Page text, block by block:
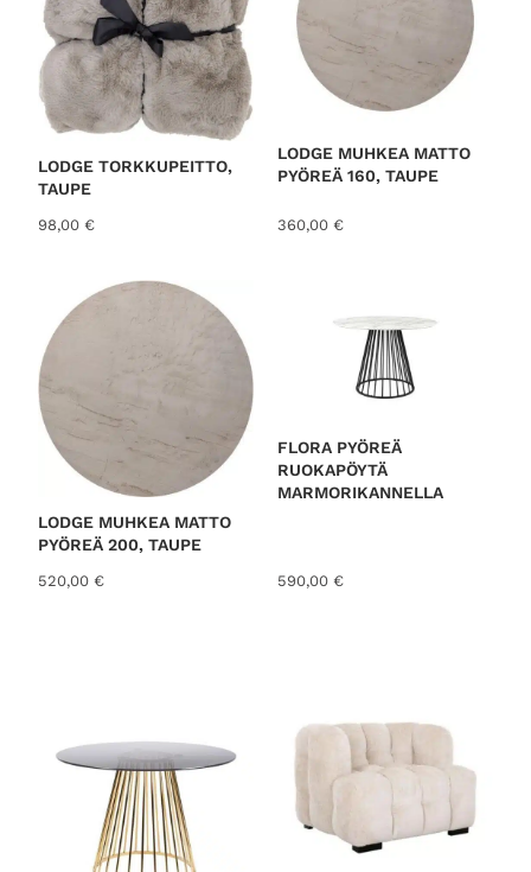
LODGE TORKKUPEITTO,
TAUPE
98,00 €
LODGE MUHKEA MATTO
PYÖREÄ 160, TAUPE
360,00 €
LODGE MUHKEA MATTO
PYÖREÄ 200, TAUPE
520,00 €
FLORA PYÖREÄ
RUOKAPÖYTÄ
MARMORIKANNELLA
590,00 €